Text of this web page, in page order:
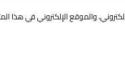
والموقع الإلكتروني في هذا